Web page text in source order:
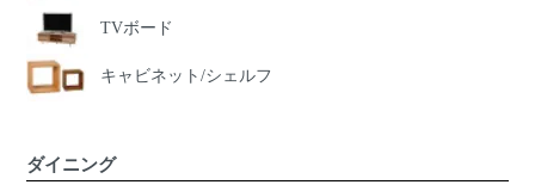
TVボード
キャビネット/シェルフ
ダイニング